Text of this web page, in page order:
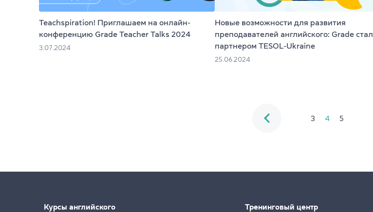
Teachspiration! Приглашаем на онлайн-
конференцию Grade Teacher Talks 2024
3.07.2024
Новые возможности для развития
преподавателей английского: Grade стал
партнером TESOL-Ukraine
25.06.2024
3 4 5
Курсы английского Тренинговый центр